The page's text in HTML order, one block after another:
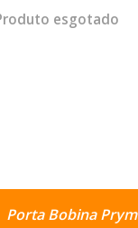
esgotado
Porta Bobina Prym